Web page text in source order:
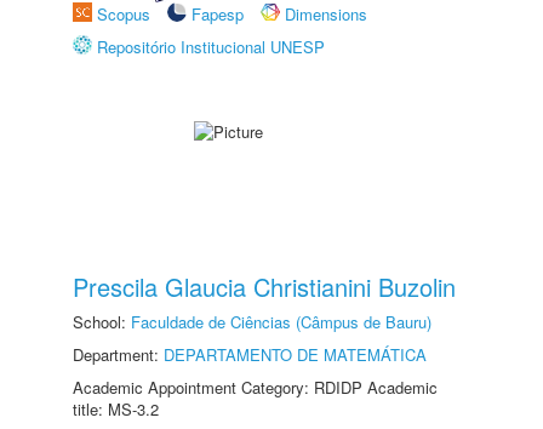
Scopus
Fapesp
Dimensions
Repositório Institucional UNESP
Prescila Glaucia Christianini Buzolin
School: Faculdade de Ciências (Câmpus de Bauru)
Department: DEPARTAMENTO DE MATEMÁTICA
Academic Appointment Category: RDIDP Academic
title: MS-3.2